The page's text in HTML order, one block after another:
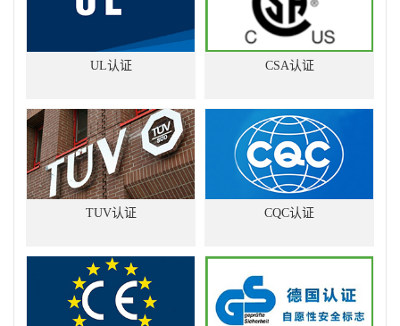
UL认证 CSA认证
TUV认证 CQC认证